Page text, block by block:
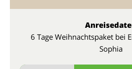
6 Tage Weihnachtspaket bei
Sophia